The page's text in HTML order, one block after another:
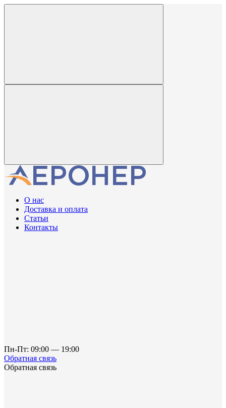
О нас
Доставка и оплата
Статьи
Контакты
Пн-Пт: 09:00 — 19:00
Обратная связь
Обратная связь